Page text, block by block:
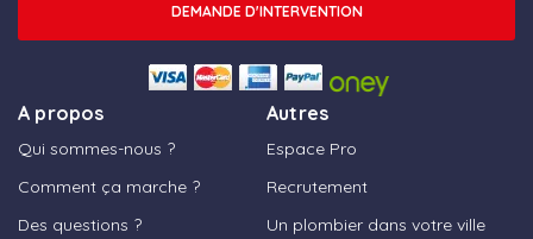
A propos
Qui sommes-nous ?
Comment ça marche ?
Des questions ?
Autres
Espace Pro
Recrutement
Un plombier dans votre ville
DEMANDE D'INTERVENTION